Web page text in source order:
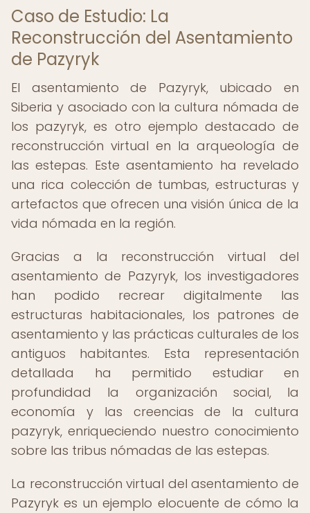
Caso de Estudio: La
Reconstrucción del Asentamiento
de Pazyryk
El asentamiento de Pazyryk, ubicado en
Siberia y asociado con la cultura nómada de
los pazyryk, es otro ejemplo destacado de
reconstrucción virtual en la arqueología de
las estepas. Este asentamiento ha revelado
una rica colección de tumbas, estructuras y
artefactos que ofrecen una visión única de la
vida nómada en la región.
Gracias a la reconstrucción virtual del
asentamiento de Pazyryk, los investigadores
han podido recrear digitalmente las
estructuras habitacionales, los patrones de
asentamiento y las prácticas culturales de los
antiguos habitantes. Esta representación
detallada ha permitido estudiar en
profundidad la organización social, la
economía y las creencias de la cultura
pazyryk, enriqueciendo nuestro conocimiento
sobre las tribus nómadas de las estepas.
La reconstrucción virtual del asentamiento de
Pazyryk es un ejemplo elocuente de cómo la